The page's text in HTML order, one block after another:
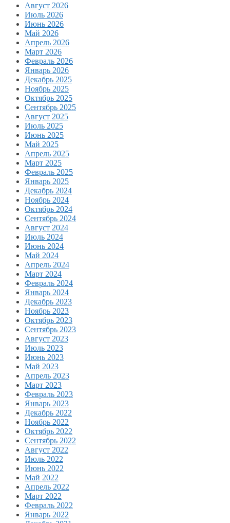
Август 2026
Июль 2026
Июнь 2026
Май 2026
Апрель 2026
Март 2026
Февраль 2026
Январь 2026
Декабрь 2025
Ноябрь 2025
Октябрь 2025
Сентябрь 2025
Август 2025
Июль 2025
Июнь 2025
Май 2025
Апрель 2025
Март 2025
Февраль 2025
Январь 2025
Декабрь 2024
Ноябрь 2024
Октябрь 2024
Сентябрь 2024
Август 2024
Июль 2024
Июнь 2024
Май 2024
Апрель 2024
Март 2024
Февраль 2024
Январь 2024
Декабрь 2023
Ноябрь 2023
Октябрь 2023
Сентябрь 2023
Август 2023
Июль 2023
Июнь 2023
Май 2023
Апрель 2023
Март 2023
Февраль 2023
Январь 2023
Декабрь 2022
Ноябрь 2022
Октябрь 2022
Сентябрь 2022
Август 2022
Июль 2022
Июнь 2022
Май 2022
Апрель 2022
Март 2022
Февраль 2022
Январь 2022